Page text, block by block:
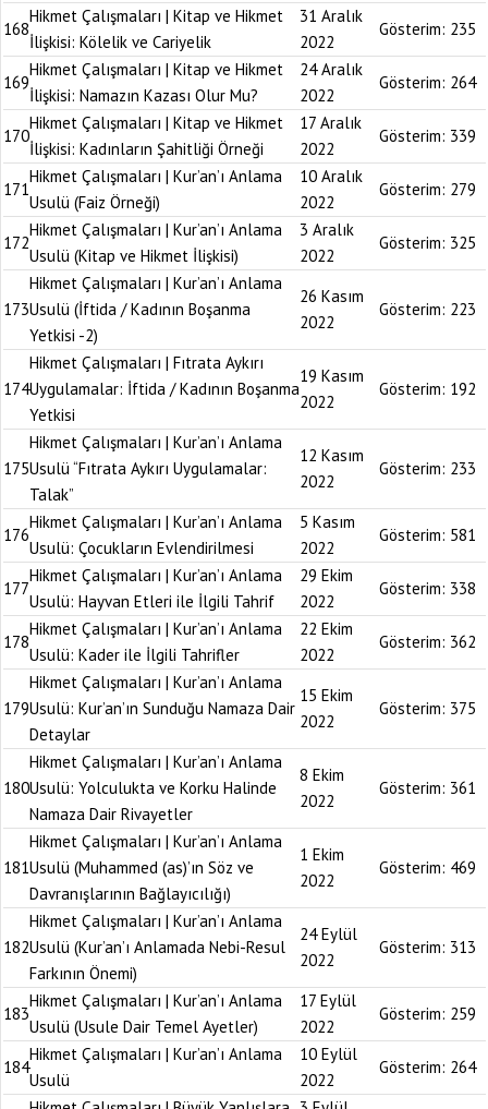
168
Hikmet Çalışmaları | Kitap ve Hikmet
İlişkisi: Kölelik ve Cariyelik
31 Aralık
2022
Gösterim: 235
169
Hikmet Çalışmaları | Kitap ve Hikmet
İlişkisi: Namazın Kazası Olur Mu?
24 Aralık
2022
Gösterim: 264
170
Hikmet Çalışmaları | Kitap ve Hikmet
İlişkisi: Kadınların Şahitliği Örneği
17 Aralık
2022
Gösterim: 339
171
Hikmet Çalışmaları | Kur’an’ı Anlama
Usulü (Faiz Örneği)
10 Aralık
2022
Gösterim: 279
172
Hikmet Çalışmaları | Kur’an’ı Anlama
Usulü (Kitap ve Hikmet İlişkisi)
3 Aralık
2022
Gösterim: 325
173
Hikmet Çalışmaları | Kur’an’ı Anlama
Usulü (İftida / Kadının Boşanma
Yetkisi -2)
26 Kasım
2022
Gösterim: 223
174
Hikmet Çalışmaları | Fıtrata Aykırı
Uygulamalar: İftida / Kadının Boşanma
Yetkisi
19 Kasım
2022
Gösterim: 192
175
Hikmet Çalışmaları | Kur’an’ı Anlama
Usulü “Fıtrata Aykırı Uygulamalar:
Talak”
12 Kasım
2022
Gösterim: 233
176
Hikmet Çalışmaları | Kur’an’ı Anlama
Usulü: Çocukların Evlendirilmesi
5 Kasım
2022
Gösterim: 581
177
Hikmet Çalışmaları | Kur’an’ı Anlama
Usulü: Hayvan Etleri ile İlgili Tahrif
29 Ekim
2022
Gösterim: 338
178
Hikmet Çalışmaları | Kur’an’ı Anlama
Usulü: Kader ile İlgili Tahrifler
22 Ekim
2022
Gösterim: 362
179
Hikmet Çalışmaları | Kur’an’ı Anlama
Usulü: Kur’an’ın Sunduğu Namaza Dair
Detaylar
15 Ekim
2022
Gösterim: 375
180
Hikmet Çalışmaları | Kur’an’ı Anlama
Usulü: Yolculukta ve Korku Halinde
Namaza Dair Rivayetler
8 Ekim
2022
Gösterim: 361
181
Hikmet Çalışmaları | Kur’an’ı Anlama
Usulü (Muhammed (as)’ın Söz ve
Davranışlarının Bağlayıcılığı)
1 Ekim
2022
Gösterim: 469
182
Hikmet Çalışmaları | Kur’an’ı Anlama
Usulü (Kur’an’ı Anlamada Nebi-Resul
Farkının Önemi)
24 Eylül
2022
Gösterim: 313
183
Hikmet Çalışmaları | Kur’an’ı Anlama
Usulü (Usule Dair Temel Ayetler)
17 Eylül
2022
Gösterim: 259
184
Hikmet Çalışmaları | Kur’an’ı Anlama
Usulü
10 Eylül
2022
Gösterim: 264